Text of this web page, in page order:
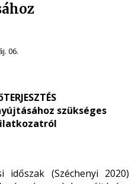
06.
szükséges
időszak (Széchenyi 2020)